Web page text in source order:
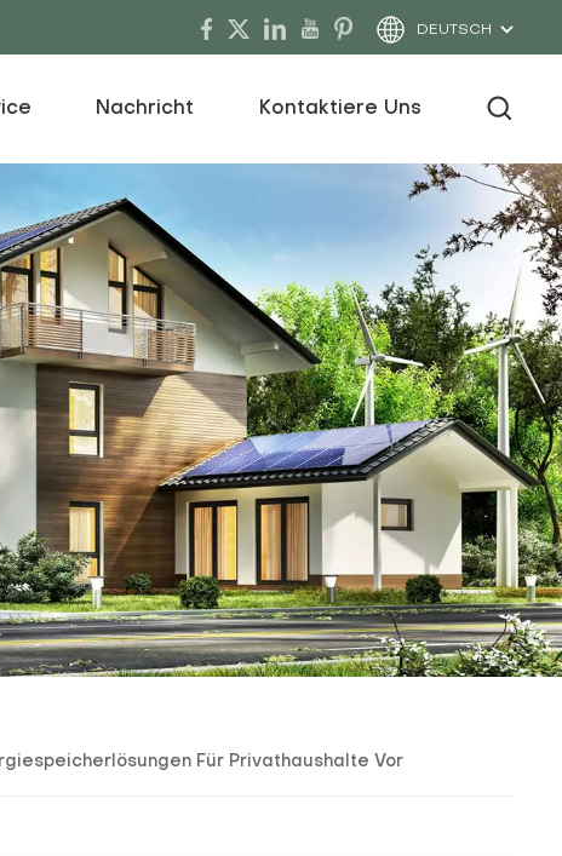
DEUTSCH
Nachricht Kontaktiere Uns
Für Privathaushalte Vor